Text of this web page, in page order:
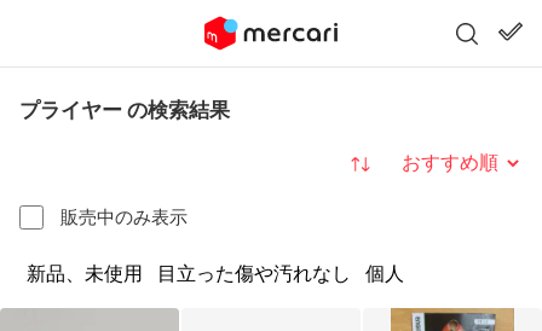
プライヤー の検索結果
販売中のみ表示
並び替え
新品、未使用 目立った傷や汚れなし 個人